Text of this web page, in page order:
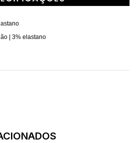
| 3% elastano